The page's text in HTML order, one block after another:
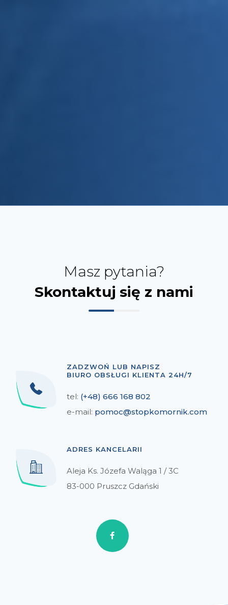
Masz pytania?
Skontaktuj się z nami
ZADZWOŃ LUB NAPISZ
BIURO OBSŁUGI KLIENTA 24H/7
tel: (+48) 666 168 802
e-mail: pomoc@stopkomornik.com
ADRES KANCELARII
Aleja Ks. Józefa Waląga 1 / 3C
83-000 Pruszcz Gdański